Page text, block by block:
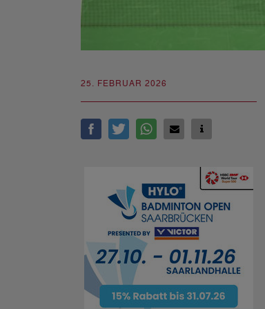
25. FEBRUAR 2026